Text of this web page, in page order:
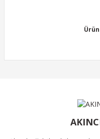
Görüş ve önerileriniz için
Ürün fiyatı diğer
Bu ürüne benzer farklı
Ürün